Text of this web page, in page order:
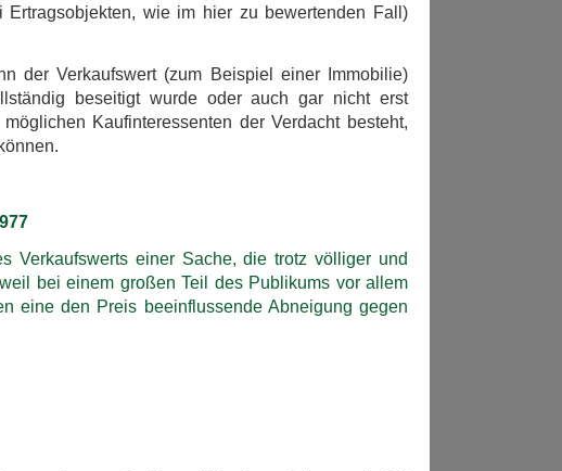
wie im hier zu bewertenden Fall)
der Verkaufswert (zum Beispiel einer Immobilie)
beseitigt wurde oder auch gar nicht erst
Kaufinteressenten der Verdacht besteht,
Verkaufswerts einer Sache, die trotz völliger und
bei einem großen Teil des Publikums vor allem
eine den Preis beeinflussende Abneigung gegen